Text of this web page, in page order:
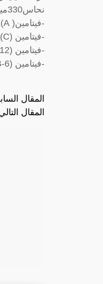
نحاس330ميليغرام
-فيتامين( A)42 مليغرام
-فيتامين (C)31ميليغرام
-فيتامين (B-12)1ميكروغرام
-فيتامين (B-6)0.13ميليغرام
المقال
المقال